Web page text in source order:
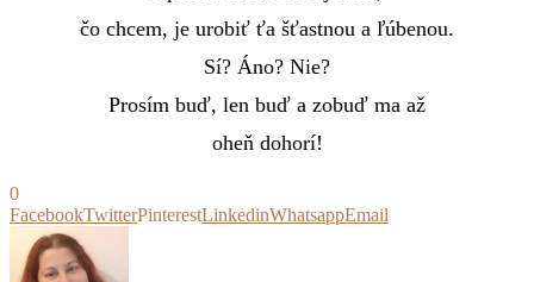
čo chcem, je urobiť ťa šťastnou a ľúbenou.
Sí? Áno? Nie?
Prosím buď, len buď a zobuď ma až
oheň dohorí!
0
FacebookTwitterPinterestLinkedinWhatsappEmail